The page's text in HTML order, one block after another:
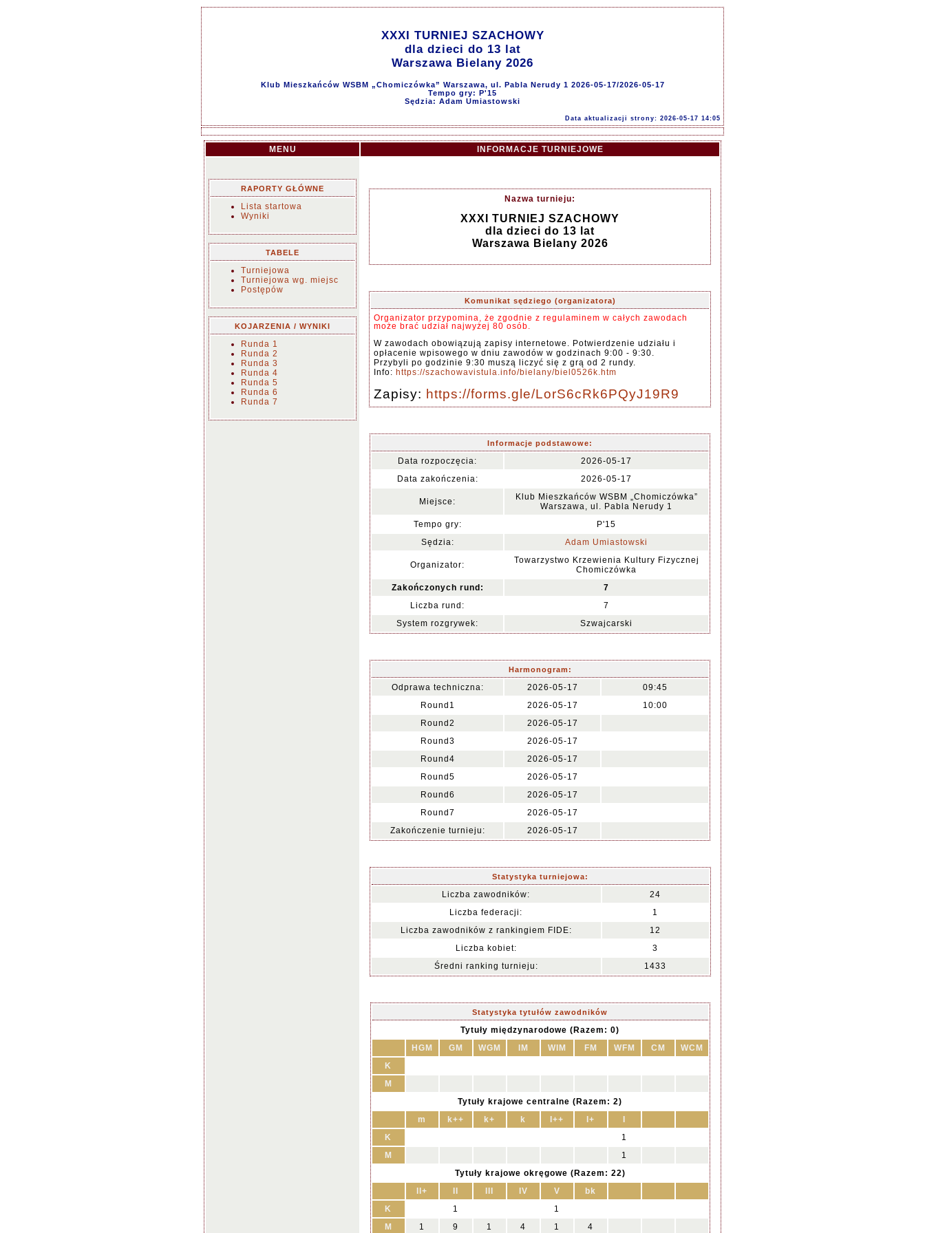
XXXI TURNIEJ SZACHOWY
dla dzieci do 13 lat
Warszawa Bielany 2026
Klub Mieszkańców WSBM „Chomiczówka” Warszawa, ul. Pabla Nerudy 1 2026-05-17/2026-05-17
Tempo gry: P'15
Sędzia: Adam Umiastowski
Data aktualizacji strony: 2026-05-17 14:05
MENU INFORMACJE TURNIEJOWE
RAPORTY GŁÓWNE
Lista startowa
Wyniki
TABELE
Turniejowa
Turniejowa wg. miejsc
Postępów
KOJARZENIA / WYNIKI
Runda 1
Runda 2
Runda 3
Runda 4
Runda 5
Runda 6
Runda 7
Nazwa turnieju:
XXXI TURNIEJ SZACHOWY
dla dzieci do 13 lat
Warszawa Bielany 2026
Komunikat sędziego (organizatora)
Organizator przypomina, że zgodnie z regulaminem w całych zawodach
może brać udział najwyżej 80 osób.
W zawodach obowiązują zapisy internetowe. Potwierdzenie udziału i
opłacenie wpisowego w dniu zawodów w godzinach 9:00 - 9:30.
Przybyli po godzinie 9:30 muszą liczyć się z grą od 2 rundy.
Info: https://szachowavistula.info/bielany/biel0526k.htm
Zapisy: https://forms.gle/LorS6cRk6PQyJ19R9
Informacje podstawowe:
Data rozpoczęcia:
2026-05-17
Data zakończenia:
2026-05-17
Miejsce:
Klub Mieszkańców WSBM „Chomiczówka”
Warszawa, ul. Pabla Nerudy 1
Tempo gry:
P'15
Sędzia:
Adam Umiastowski
Organizator:
Towarzystwo Krzewienia Kultury Fizycznej
Chomiczówka
Zakończonych rund:
7
Liczba rund:
7
System rozgrywek:
Szwajcarski
Harmonogram:
Odprawa techniczna: 2026-05-17
09:45
Round1
2026-05-17
10:00
Round2
2026-05-17
Round3
2026-05-17
Round4
2026-05-17
Round5
2026-05-17
Round6
2026-05-17
Round7
2026-05-17
Zakończenie turnieju:
2026-05-17
Statystyka turniejowa:
Liczba zawodników:
24
Liczba federacji:
1
Liczba zawodników z rankingiem FIDE:
12
Liczba kobiet:
3
Średni ranking turnieju:
1433
Statystyka tytułów zawodników
Tytuły międzynarodowe (Razem: 0)
HGM
GM WGM IM WIM FM WFM CM
WCM
K
M
Tytuły krajowe centralne (Razem: 2)
m
k++ k+ k I++ I+
K
1
M
1
Tytuły krajowe okręgowe (Razem: 22)
II+
IV V
bk
K
1
1
M
1 9 1 4 1 4